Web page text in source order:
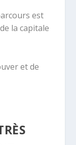
est
la capitale
et de